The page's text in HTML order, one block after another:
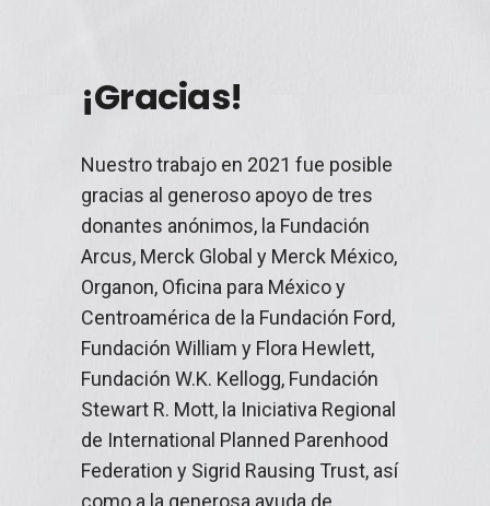
¡Gracias!
Nuestro trabajo en 2021 fue posible
gracias al generoso apoyo de tres
donantes anónimos, la Fundación
Arcus, Merck Global y Merck México,
Organon, Oficina para México y
Centroamérica de la Fundación Ford,
Fundación William y Flora Hewlett,
Fundación W.K. Kellogg, Fundación
Stewart R. Mott, la Iniciativa Regional
de International Planned Parenhood
Federation y Sigrid Rausing Trust, así
como a la generosa ayuda de